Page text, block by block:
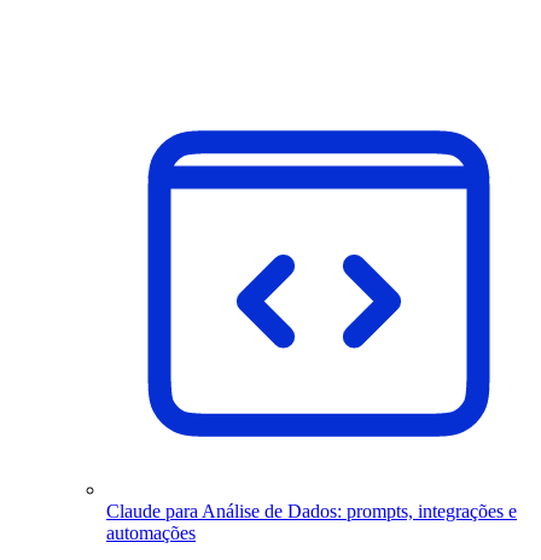
Claude para Análise de Dados: prompts, integrações e
automações